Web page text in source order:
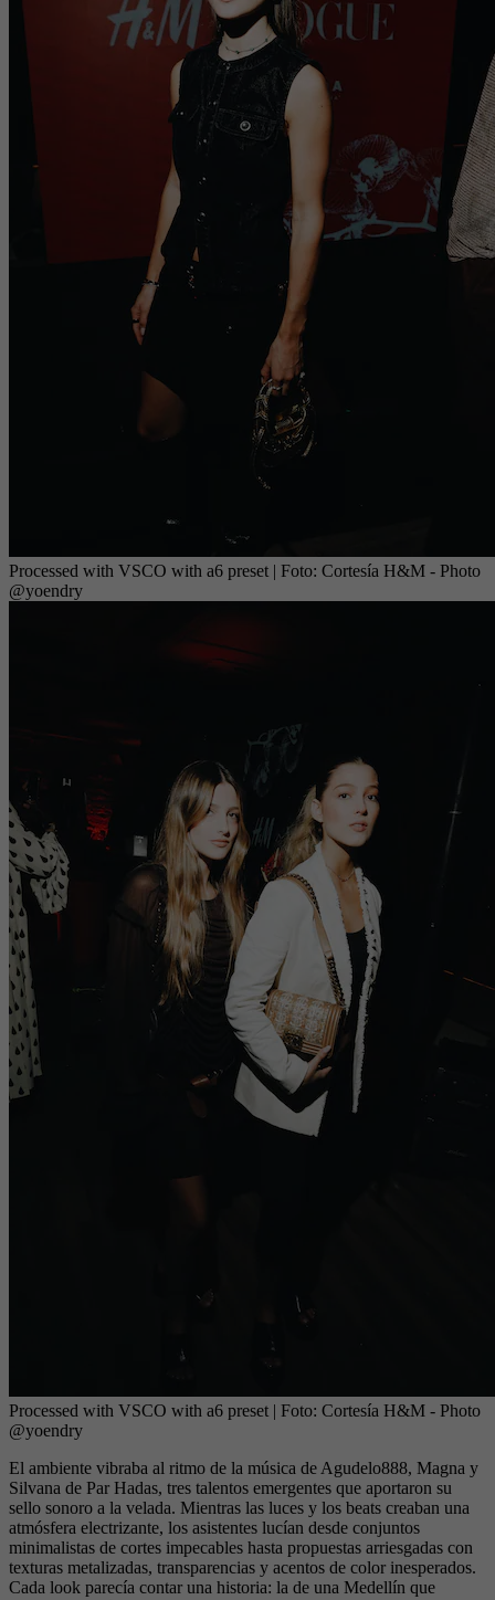
Processed with VSCO with a6 preset | Foto: Cortesía H&M - Photo
@yoendry
Processed with VSCO with a6 preset | Foto: Cortesía H&M - Photo
@yoendry
El ambiente vibraba al ritmo de la música de Agudelo888, Magna y
Silvana de Par Hadas, tres talentos emergentes que aportaron su
sello sonoro a la velada. Mientras las luces y los beats creaban una
atmósfera electrizante, los asistentes lucían desde conjuntos
minimalistas de cortes impecables hasta propuestas arriesgadas con
texturas metalizadas, transparencias y acentos de color inesperados.
Cada look parecía contar una historia: la de una Medellín que